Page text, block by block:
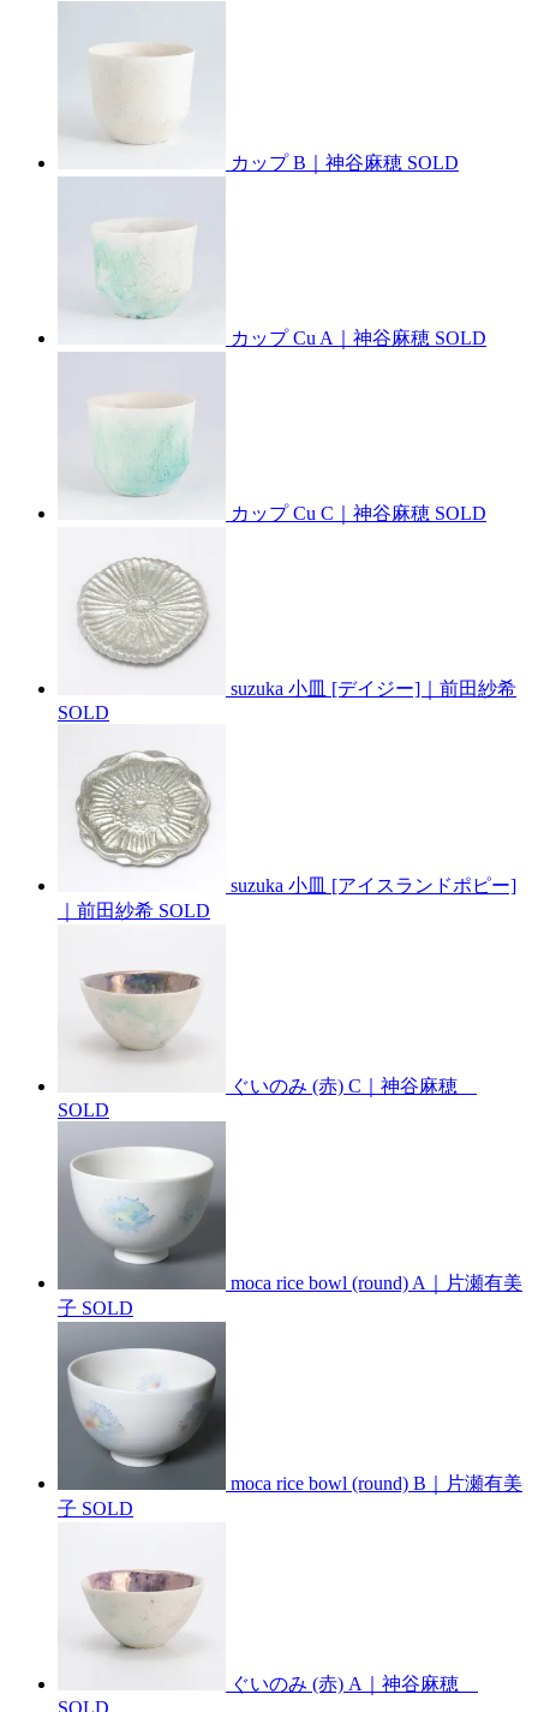
カップ B｜神谷麻穂 SOLD
カップ Cu A｜神谷麻穂 SOLD
カップ Cu C｜神谷麻穂 SOLD
suzuka 小皿 [デイジー]｜前田紗希
SOLD
suzuka 小皿 [アイスランドポピー]
｜前田紗希 SOLD
ぐいのみ (赤) C｜神谷麻穂
SOLD
moca rice bowl (round) A｜片瀬有美
子 SOLD
moca rice bowl (round) B｜片瀬有美
子 SOLD
ぐいのみ (赤) A｜神谷麻穂
SOLD